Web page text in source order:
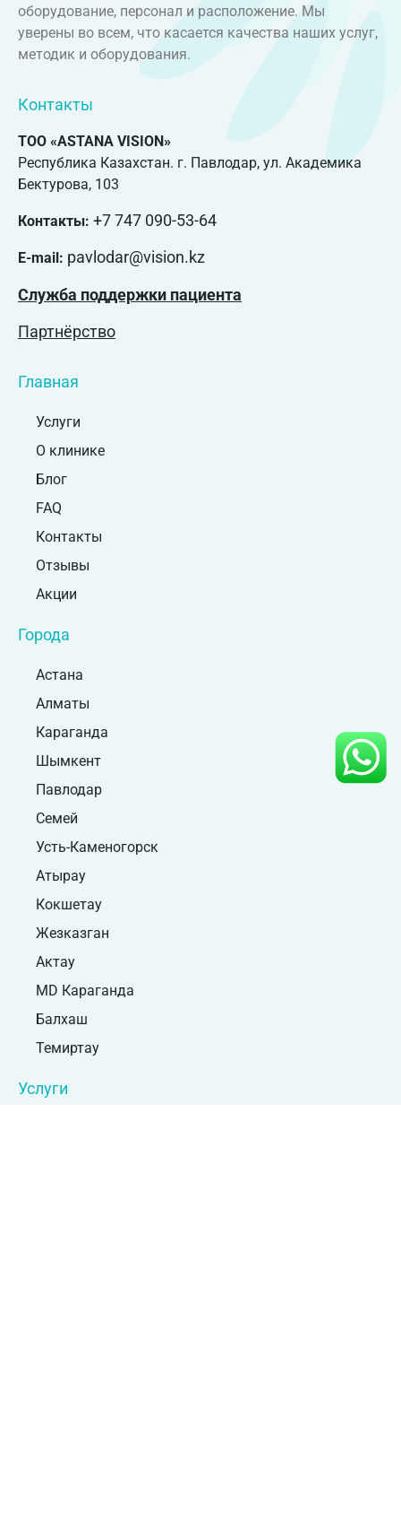
оборудование, персонал и расположение. Мы
уверены во всем, что касается качества наших услуг,
методик и оборудования.
Контакты
ТОО «ASTANA VISION»
Республика Казахстан. г. Павлодар, ул. Академика
Бектурова, 103
Контакты: +7 747 090-53-64
E-mail: pavlodar@vision.kz
Служба поддержки пациента
Партнёрство
Главная
Услуги
О клинике
Блог
FAQ
Контакты
Отзывы
Акции
Города
Астана
Алматы
Караганда
Шымкент
Павлодар
Семей
Усть-Каменогорск
Атырау
Кокшетау
Жезказган
Актау
MD Караганда
Балхаш
Темиртау
Услуги